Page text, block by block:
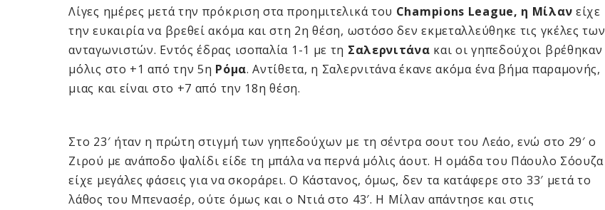
Λίγες ημέρες μετά την πρόκριση στα προημιτελικά του Champions League, η Mίλαν είχε
την ευκαιρία να βρεθεί ακόμα και στη 2η θέση, ωστόσο δεν εκμεταλλεύθηκε τις γκέλες των
ανταγωνιστών. Εντός έδρας ισοπαλία 1-1 με τη Σαλερνιτάνα και οι γηπεδούχοι βρέθηκαν
μόλις στο +1 από την 5η Ρόμα. Αντίθετα, η Σαλερνιτάνα έκανε ακόμα ένα βήμα παραμονής,
μιας και είναι στο +7 από την 18η θέση.
Στο 23′ ήταν η πρώτη στιγμή των γηπεδούχων με τη σέντρα σουτ του Λεάο, ενώ στο 29′ ο
Ζιρού με ανάποδο ψαλίδι είδε τη μπάλα να περνά μόλις άουτ. Η ομάδα του Πάουλο Σόουζα
είχε μεγάλες φάσεις για να σκοράρει. Ο Κάστανος, όμως, δεν τα κατάφερε στο 33′ μετά το
λάθος του Μπενασέρ, ούτε όμως και ο Ντιά στο 43′. Η Μίλαν απάντησε και στις